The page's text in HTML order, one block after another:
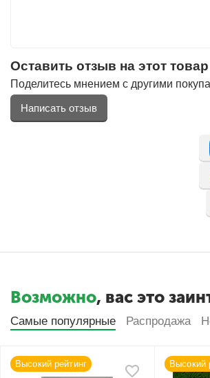
Оставить отзыв на этот товар
Поделитесь мнением с другими
Написать отзыв
Возможно, вас это
Самые популярные Распродажа
Высокий рейтинг Высокий